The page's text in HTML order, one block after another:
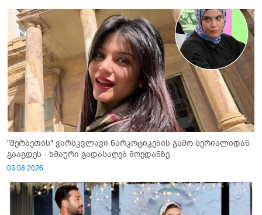
"შერბეთის" ვარსკვლავი ნარკოტიკების გამო სერიალიდან
გააგდეს - ხმაური გადასაღებ მოედანზე
03.08.2026